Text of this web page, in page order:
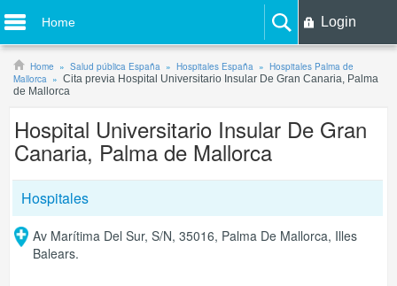
Home Login
Home Salud pública España Hospitales España
Hospitales Palma de
Mallorca
Cita previa Hospital Universitario Insular De Gran Canaria, Palma
de Mallorca
Hospital Universitario Insular De Gran
Canaria, Palma de Mallorca
Hospitales
Av Marítima Del Sur, S/N, 35016, Palma De Mallorca, Illes
Balears.